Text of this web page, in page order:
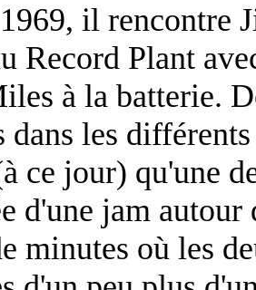
il rencontre
Record Plant
à la batterie.
dans les
ce jour) qu'une
d'une jam
minutes où les